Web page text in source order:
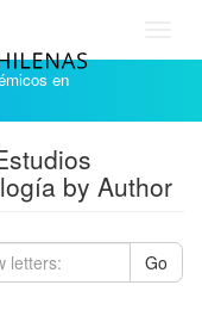
en
by Author
Go